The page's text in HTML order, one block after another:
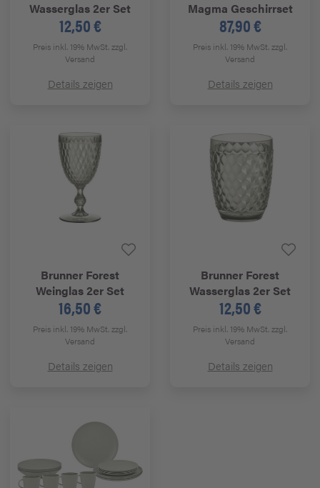
Wasserglas 2er Set
12,50 €
Preis inkl. 19% MwSt.zzgl.
Versand
Details zeigen
Magma Geschirrset
87,90 €
Preis inkl. 19% MwSt.zzgl.
Versand
Details zeigen
Brunner Forest
Weinglas 2er Set
16,50 €
Preis inkl. 19% MwSt.zzgl.
Versand
Details zeigen
Brunner Forest
Wasserglas 2er Set
12,50 €
Preis inkl. 19% MwSt.zzgl.
Versand
Details zeigen